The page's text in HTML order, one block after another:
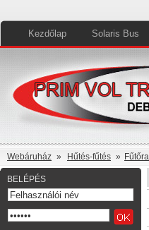
Kezdőlap Solaris Bus
Webáruház » Hűtés-fűtés »
BELÉPÉS